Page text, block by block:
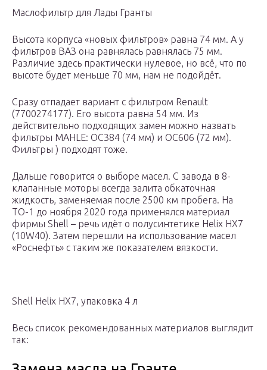
Маслофильтр для Лады Гранты
Высота корпуса «новых фильтров» равна 74 мм. А у
фильтров ВАЗ она равнялась равнялась 75 мм.
Различие здесь практически нулевое, но всё, что по
высоте будет меньше 70 мм, нам не подойдёт.
Сразу отпадает вариант с фильтром Renault
(7700274177). Его высота равна 54 мм. Из
действительно подходящих замен можно назвать
фильтры MAHLE: OC384 (74 мм) и OC606 (72 мм).
Фильтры ) подходят тоже.
Дальше говорится о выборе масел. С завода в 8-
клапанные моторы всегда залита обкаточная
жидкость, заменяемая после 2500 км пробега. На
ТО-1 до ноября 2020 года применялся материал
фирмы Shell – речь идёт о полусинтетике Helix HX7
(10W40). Затем перешли на использование масел
«Роснефть» с таким же показателем вязкости.
Shell Helix HX7, упаковка 4 л
Весь список рекомендованных материалов выглядит
так: